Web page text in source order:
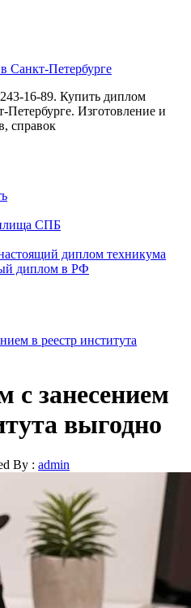
Санкт-Петербурге
16-89. Купить диплом
Изготовление и
справок
СПБ
диплом техникума
диплом в РФ
в реестр института
с занесением
выгодно
By : admin